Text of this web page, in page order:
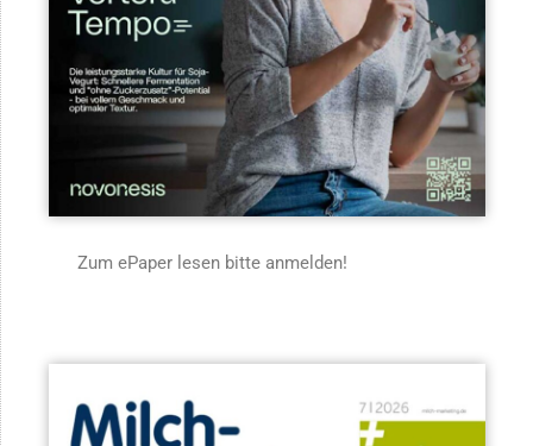
Zum ePaper lesen bitte anmelden!